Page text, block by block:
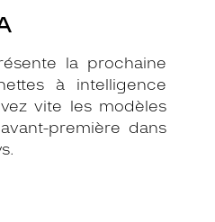
la prochaine
à intelligence
vite les modèles
première dans